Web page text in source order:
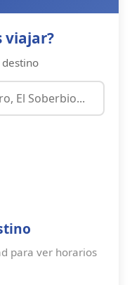
viajar?
destino
para ver horarios